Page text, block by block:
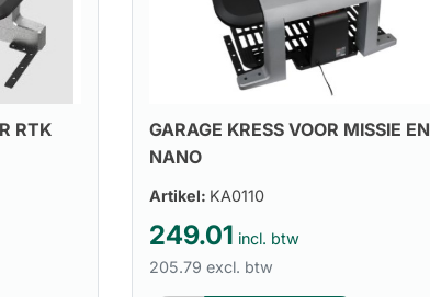
RTK
GARAGE KRESS VOOR MISSIE EN
NANO
Artikel: KA0110
249.01 incl. btw
205.79 excl. btw